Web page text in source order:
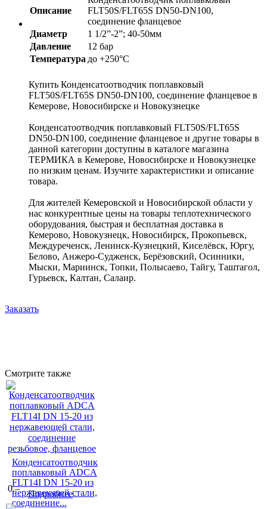
Описание
FLT50S/FLT65S DN50-DN100,
соединение фланцевое
Диаметр
1 1/2”-2”; 40-50мм
Давление
12 бар
Температура до +250°С
Купить Конденсатоотводчик поплавковый
FLT50S/FLT65S DN50-DN100, соединение фланцевое в
Кемерове, Новосибирске и Новокузнецке
Конденсатоотводчик поплавковый FLT50S/FLT65S
DN50-DN100, соединение фланцевое и другие товары в
данной категории доступны в каталоге магазина
ТЕРМИКА в Кемерове, Новосибирске и Новокузнецке
по низким ценам. Изучите характеристики и описание
товара.
Для жителей Кемеровской и Новосибирской области у
нас конкурентные цены на товары теплотехнического
оборудования, быстрая и бесплатная доставка в
Кемерово, Новокузнецк, Новосибирск, Прокопьевск,
Междуреченск, Ленинск-Кузнецкий, Киселёвск, Юргу,
Белово, Анжеро-Судженск, Берёзовский, Осинники,
Мыски, Мариинск, Топки, Полысаево, Тайгу, Таштагол,
Гурьевск, Калтан, Салаир.
Заказать
Смотрите также
Конденсатоотводчик
поплавковый ADCA
FLT14I DN 15-20 из
нержавеющей стали,
соединение...
0.–
Подробнее